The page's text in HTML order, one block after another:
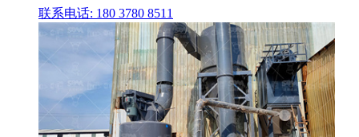
联系电话: 180 3780 8511